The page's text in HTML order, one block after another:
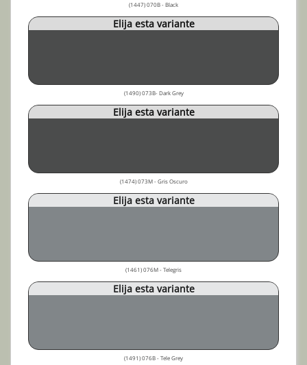
(1447) 070B - Black
Elija esta variante
(1490) 073B- Dark Grey
Elija esta variante
(1474) 073M - Gris Oscuro
Elija esta variante
(1461) 076M - Telegris
Elija esta variante
(1491) 076B - Tele Grey